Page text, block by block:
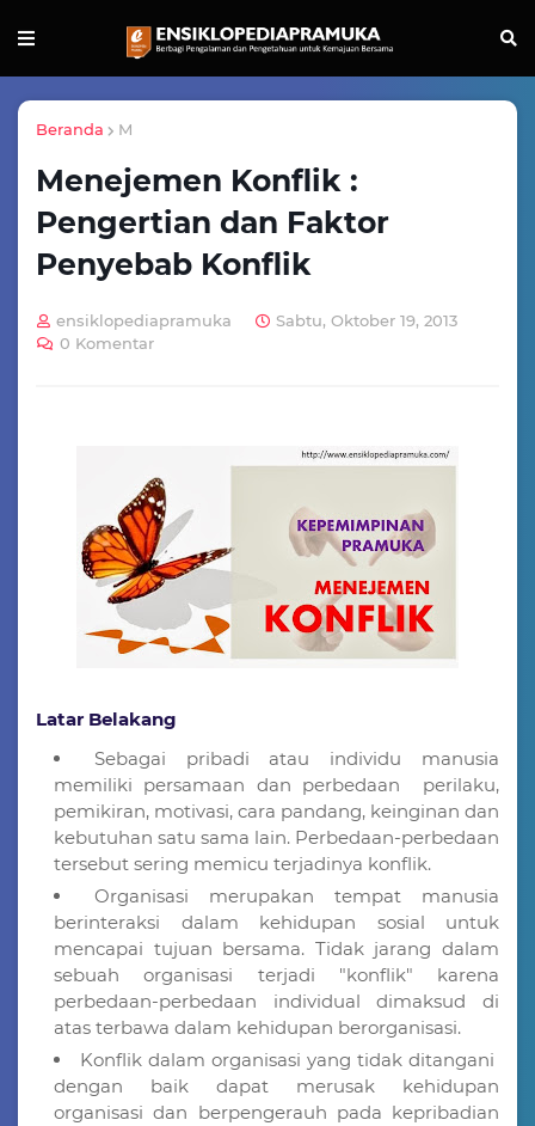
Beranda M
Menejemen Konflik :
Pengertian dan Faktor
Penyebab Konflik
ensiklopediapramuka
Sabtu, Oktober 19, 2013
0 Komentar
Latar Belakang
Sebagai pribadi atau individu manusia
memiliki persamaan dan perbedaan perilaku,
pemikiran, motivasi, cara pandang, keinginan dan
kebutuhan satu sama lain. Perbedaan-perbedaan
tersebut sering memicu terjadinya konflik.
Organisasi merupakan tempat manusia
berinteraksi dalam kehidupan sosial untuk
mencapai tujuan bersama. Tidak jarang dalam
sebuah organisasi terjadi "konflik" karena
perbedaan-perbedaan individual dimaksud di
atas terbawa dalam kehidupan berorganisasi.
Konflik dalam organisasi yang tidak ditangani
dengan baik dapat merusak kehidupan
organisasi dan berpengerauh pada kepribadian